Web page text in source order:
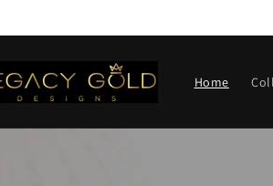
Home